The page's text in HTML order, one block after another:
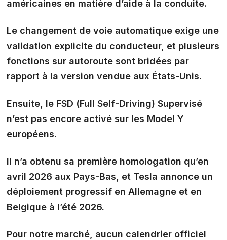
américaines en matière d’aide à la conduite.
Le changement de voie automatique exige une
validation explicite du conducteur, et plusieurs
fonctions sur autoroute sont bridées par
rapport à la version vendue aux États-Unis.
Ensuite, le FSD (Full Self-Driving) Supervisé
n’est pas encore activé sur les Model Y
européens.
Il n’a obtenu sa première homologation qu’en
avril 2026 aux Pays-Bas, et Tesla annonce un
déploiement progressif en Allemagne et en
Belgique à l’été 2026.
Pour notre marché, aucun calendrier officiel